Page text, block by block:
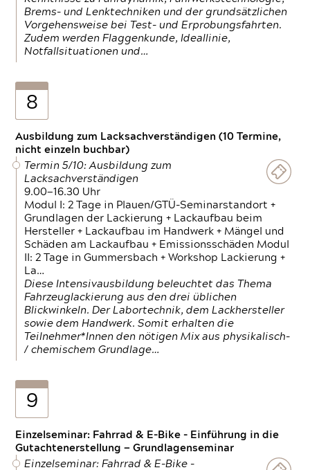
Brems- und Lenktechniken und der grundsätzlichen
Vorgehensweise bei Test- und Erprobungsfahrten.
Zudem werden Flaggenkunde, Ideallinie,
Notfallsituationen und…
8
Ausbildung zum Lacksachverständigen (10 Termine,
nicht einzeln buchbar)
Termin 5/10: Ausbildung zum
Lacksachverständigen
9.00—16.30 Uhr
Modul I: 2 Tage in Plauen/GTÜ-Seminarstandort +
Grundlagen der Lackierung + Lackaufbau beim
Hersteller + Lackaufbau im Handwerk + Mängel und
Schäden am Lackaufbau + Emissionsschäden Modul
II: 2 Tage in Gummersbach + Workshop Lackierung +
La…
Diese Intensivausbildung beleuchtet das Thema
Fahrzeuglackierung aus den drei üblichen
Blickwinkeln. Der Labortechnik, dem Lackhersteller
sowie dem Handwerk. Somit erhalten die
Teilnehmer*Innen den nötigen Mix aus physikalisch-
/ chemischem Grundlage…
9
Einzelseminar: Fahrrad & E-Bike - Einführung in die
Gutachtenerstellung — Grundlagenseminar
Einzelseminar: Fahrrad & E-Bike -